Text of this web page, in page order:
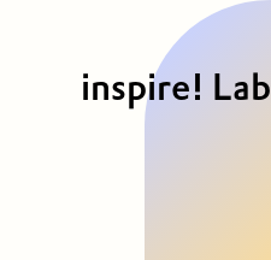
inspire! Lab